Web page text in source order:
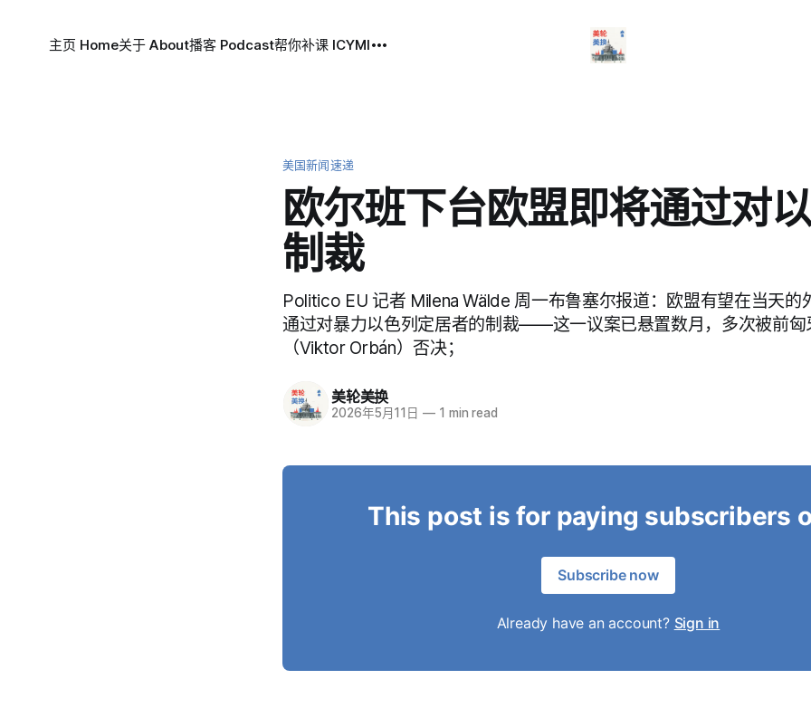
主页 Home关于 About播客 Podcast帮你补课 ICYMI
美国新闻速递
欧尔班下台欧盟即将通过对
制裁
Politico EU 记者 Milena Wälde 周一布鲁塞尔报道：欧盟有望在当天的
通过对暴力以色列定居者的制裁——这一议案已悬置数月，多次被前匈
（Viktor Orbán）否决；
美轮美换
2026年5月11日 — 1 min read
This post is for paying subscribers
Subscribe now
Already have an account? Sign in